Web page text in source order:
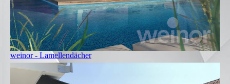
weinor - Lamellendächer